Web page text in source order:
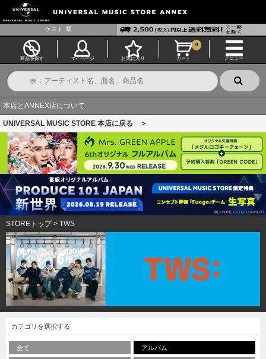
ゲスト 様
商品を探す マイページ お気に入り カート
0
メニュー
本店とANNEX店について
UNIVERSAL MUSIC STORE 本店に戻る ＞
STOREトップ> TWS
カテゴリを選択する
全て アルバム